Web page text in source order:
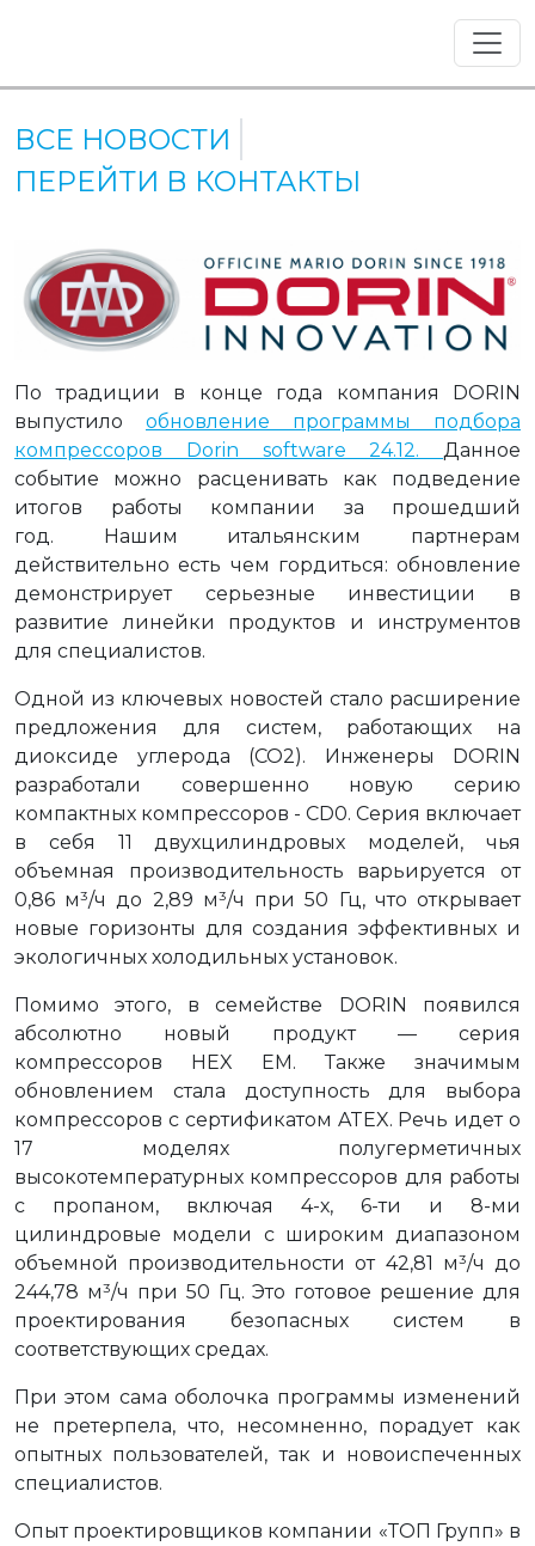
ВСЕ НОВОСТИ
ПЕРЕЙТИ В КОНТАКТЫ
По традиции в конце года компания DORIN
выпустило обновление программы подбора
компрессоров Dorin software 24.12. Данное
событие можно расценивать как подведение
итогов работы компании за прошедший
год. Нашим итальянским партнерам
действительно есть чем гордиться: обновление
демонстрирует серьезные инвестиции в
развитие линейки продуктов и инструментов
для специалистов.
Одной из ключевых новостей стало расширение
предложения для систем, работающих на
диоксиде углерода (СО2). Инженеры DORIN
разработали совершенно новую серию
компактных компрессоров - CD0. Серия включает
в себя 11 двухцилиндровых моделей, чья
объемная производительность варьируется от
0,86 м³/ч до 2,89 м³/ч при 50 Гц, что открывает
новые горизонты для создания эффективных и
экологичных холодильных установок.
Помимо этого, в семействе DORIN появился
абсолютно новый продукт — серия
компрессоров HEX EM. Также значимым
обновлением стала доступность для выбора
компрессоров с сертификатом ATEX. Речь идет о
17 моделях полугерметичных
высокотемпературных компрессоров для работы
с пропаном, включая 4-х, 6-ти и 8-ми
цилиндровые модели с широким диапазоном
объемной производительности от 42,81 м³/ч до
244,78 м³/ч при 50 Гц. Это готовое решение для
проектирования безопасных систем в
соответствующих средах.
При этом сама оболочка программы изменений
не претерпела, что, несомненно, порадует как
опытных пользователей, так и новоиспеченных
специалистов.
Опыт проектировщиков компании «ТОП Групп» в